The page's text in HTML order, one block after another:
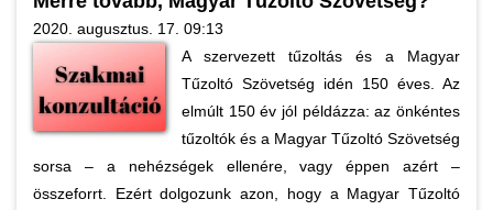
2020. augusztus. 17. 09:13
A szervezett tűzoltás és a Magyar
Tűzoltó Szövetség idén 150 éves. Az
elmúlt 150 év jól példázza: az önkéntes
tűzoltók és a Magyar Tűzoltó Szövetség
sorsa – a nehézségek ellenére, vagy éppen azért –
összeforrt. Ezért dolgozunk azon, hogy a Magyar Tűzoltó